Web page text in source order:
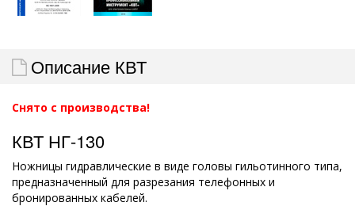
Описание КВТ
Снято с производства!
КВТ НГ-130
Ножницы гидравлические в виде головы гильотинного типа,
предназначенный для разрезания телефонных и
бронированных кабелей.